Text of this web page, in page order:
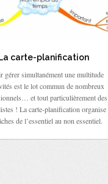
carte-planification
gérer simultanément une multitude
est le lot commun de nombreux
et tout particulièrement des
! La carte-planification organise
de l’essentiel au non essentiel.